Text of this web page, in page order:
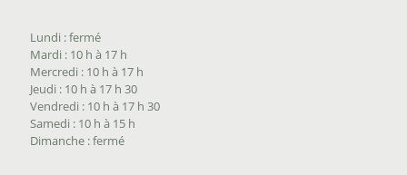
Lundi : fermé
Mardi : 10 h à 17 h
Mercredi : 10 h à 17 h
Jeudi : 10 h à 17 h 30
Vendredi : 10 h à 17 h 30
Samedi : 10 h à 15 h
Dimanche : fermé